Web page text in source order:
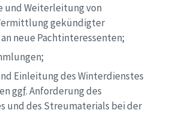
und Weiterleitung von
gekündigter
neue Pachtinteressenten;
Einleitung des Winterdienstes
ggf. Anforderung des
und des Streumaterials bei der